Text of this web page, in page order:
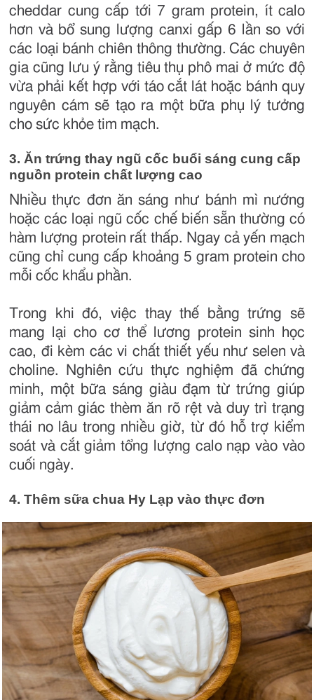
cheddar cung cấp tới 7 gram protein, ít calo
hơn và bổ sung lượng canxi gấp 6 lần so với
các loại bánh chiên thông thường. Các chuyên
gia cũng lưu ý rằng tiêu thụ phô mai ở mức độ
vừa phải kết hợp với táo cắt lát hoặc bánh quy
nguyên cám sẽ tạo ra một bữa phụ lý tưởng
cho sức khỏe tim mạch.
3. Ăn trứng thay ngũ cốc buổi sáng cung cấp
nguồn protein chất lượng cao
Nhiều thực đơn ăn sáng như bánh mì nướng
hoặc các loại ngũ cốc chế biến sẵn thường có
hàm lượng protein rất thấp. Ngay cả yến mạch
cũng chỉ cung cấp khoảng 5 gram protein cho
mỗi cốc khẩu phần.
Trong khi đó, việc thay thế bằng trứng sẽ
mang lại cho cơ thể lương protein sinh học
cao, đi kèm các vi chất thiết yếu như selen và
choline. Nghiên cứu thực nghiệm đã chứng
minh, một bữa sáng giàu đạm từ trứng giúp
giảm cảm giác thèm ăn rõ rệt và duy trì trạng
thái no lâu trong nhiều giờ, từ đó hỗ trợ kiểm
soát và cắt giảm tổng lượng calo nạp vào vào
cuối ngày.
4. Thêm sữa chua Hy Lạp vào thực đơn